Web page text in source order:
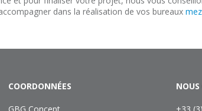
dans la réalisation de vos bureaux
COORDONNÉES